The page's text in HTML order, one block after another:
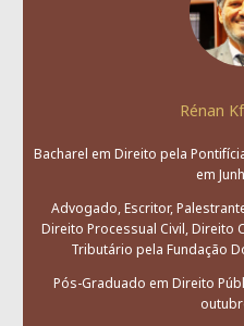
Rénan
Bacharel em Direito pela
em
Advogado, Escritor,
Direito Processual Civil, Direito
Tributário pela Fundação
Pós-Graduado em Direito